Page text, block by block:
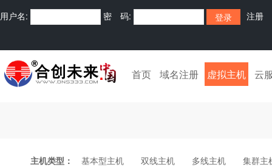
用户名: 密 码: 注册
首页 域名注册 虚拟主机 云
主机类型： 基本型主机 双线主机 多线主机
集群主